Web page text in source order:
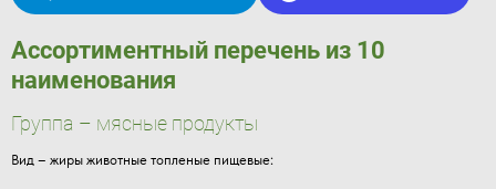
Ассортиментный перечень из 10
наименования
Группа – мясные продукты
Вид – жиры животные топленые пищевые: